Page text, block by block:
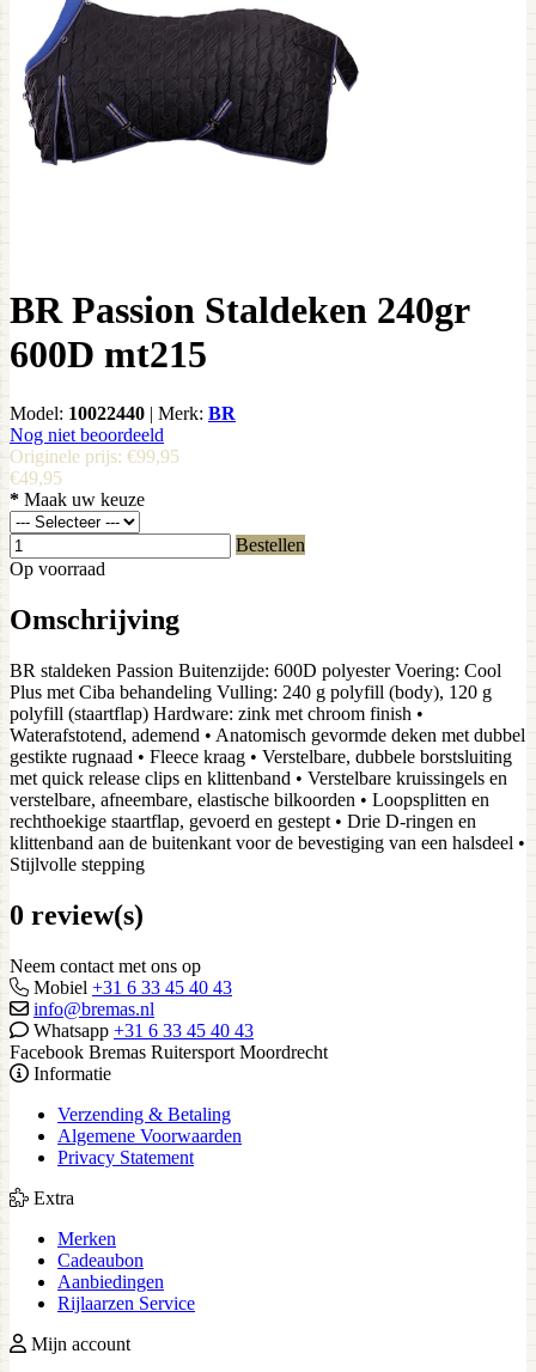
BR Passion Staldeken 240gr
600D mt215
Model: 10022440 | Merk: BR
Nog niet beoordeeld
Originele prijs: €99,95
€49,95
* Maak uw keuze
Bestellen
Op voorraad
Omschrijving
BR staldeken Passion Buitenzijde: 600D polyester Voering: Cool
Plus met Ciba behandeling Vulling: 240 g polyfill (body), 120 g
polyfill (staartflap) Hardware: zink met chroom finish •
Waterafstotend, ademend • Anatomisch gevormde deken met dubbel
gestikte rugnaad • Fleece kraag • Verstelbare, dubbele borstsluiting
met quick release clips en klittenband • Verstelbare kruissingels en
verstelbare, afneembare, elastische bilkoorden • Loopsplitten en
rechthoekige staartflap, gevoerd en gestept • Drie D-ringen en
klittenband aan de buitenkant voor de bevestiging van een halsdeel •
Stijlvolle stepping
0 review(s)
Neem contact met ons op
Mobiel +31 6 33 45 40 43
info@bremas.nl
Whatsapp +31 6 33 45 40 43
Facebook Bremas Ruitersport Moordrecht
Informatie
Verzending & Betaling
Algemene Voorwaarden
Privacy Statement
Extra
Merken
Cadeaubon
Aanbiedingen
Rijlaarzen Service
Mijn account